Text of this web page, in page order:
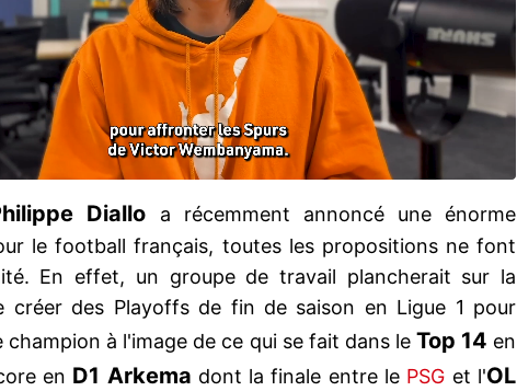
Diallo a récemment annoncé une énorme
le football français, toutes les propositions ne font
En effet, un groupe de travail plancherait sur la
créer des Playoffs de fin de saison en Ligue 1 pour
champion à l'image de ce qui se fait dans le Top 14 en
en D1 Arkema dont la finale entre le PSG et l'OL